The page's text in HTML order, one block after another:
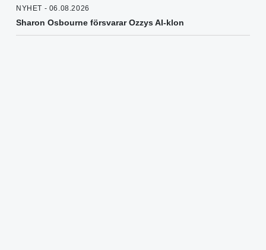
NYHET - 06.08.2026
Sharon Osbourne försvarar Ozzys AI-klon